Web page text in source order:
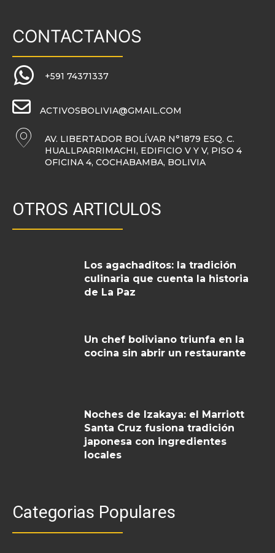
CONTACTANOS
+591 74371337
ACTIVOSBOLIVIA@GMAIL.COM
AV. LIBERTADOR BOLÍVAR N°1879 ESQ. C.
HUALLPARRIMACHI, EDIFICIO V Y V, PISO 4
OFICINA 4, COCHABAMBA, BOLIVIA
OTROS ARTICULOS
Los agachaditos: la tradición
culinaria que cuenta la historia
de La Paz
Un chef boliviano triunfa en la
cocina sin abrir un restaurante
Noches de Izakaya: el Marriott
Santa Cruz fusiona tradición
japonesa con ingredientes
locales
Categorias Populares